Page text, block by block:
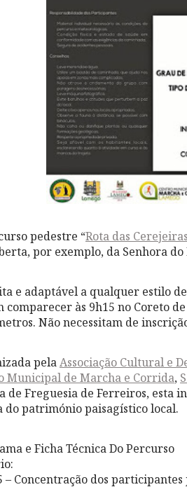
urso pedestre “Rota das
por exemplo, da Senhora do
e adaptável a qualquer estilo
comparecer às 9h15 no Coreto
Não necessitam de
pelaAssociação Cultural e
Municipal de Marcha e Corrida,
de Freguesia de Ferreiros, esta
do património paisagístico local.
e Ficha Técnica Do Percurso
– Concentração dos